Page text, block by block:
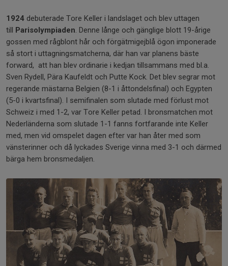
1924 debuterade Tore Keller i landslaget och blev uttagen
till Parisolympiaden. Denne långe och gänglige blott 19-årige
gossen med rågblont hår och förgätmigejblå ögon imponerade
så stort i uttagningsmatcherna, där han var planens bäste
forward, att han blev ordinarie i kedjan tillsammans med bl.a.
Sven Rydell, Pära Kaufeldt och Putte Kock. Det blev segrar mot
regerande mästarna Belgien (8-1 i åttondelsfinal) och Egypten
(5-0 i kvartsfinal). I semifinalen som slutade med förlust mot
Schweiz i med 1-2, var Tore Keller petad. I bronsmatchen mot
Nederländerna som slutade 1-1 fanns fortfarande inte Keller
med, men vid omspelet dagen efter var han åter med som
vänsterinner och då lyckades Sverige vinna med 3-1 och därmed
bärga hem bronsmedaljen.